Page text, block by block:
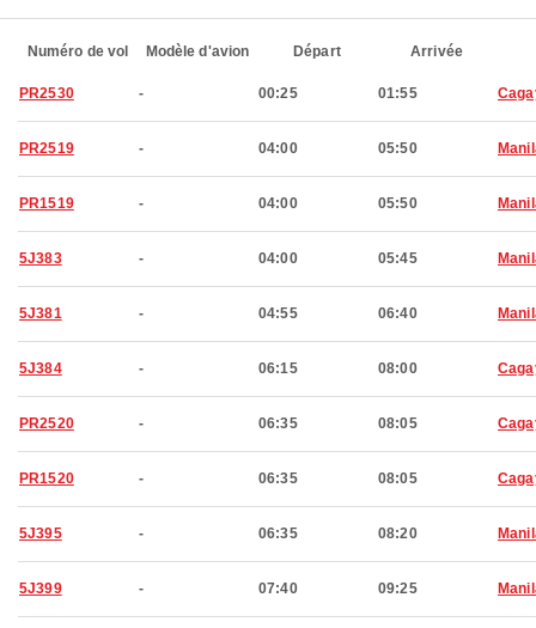
Numéro de vol Modèle d'avion Départ Arrivée
PR2530 - 00:25 01:55
PR2519 - 04:00 05:50
PR1519 - 04:00 05:50
5J383 - 04:00 05:45
5J381 - 04:55 06:40
5J384 - 06:15 08:00
PR2520 - 06:35 08:05
PR1520 - 06:35 08:05
5J395 - 06:35 08:20
5J399 - 07:40 09:25